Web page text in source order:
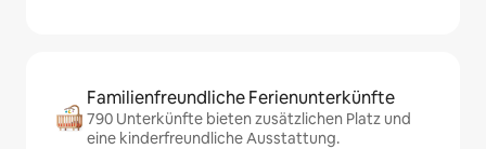
Familienfreundliche Ferienunterkünfte
790 Unterkünfte bieten zusätzlichen Platz und
eine kinderfreundliche Ausstattung.